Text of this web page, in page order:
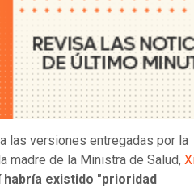
las versiones entregadas por la
madre de la Ministra de Salud,
habría existido "prioridad